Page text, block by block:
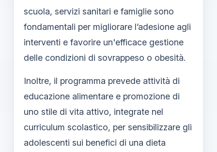
scuola, servizi sanitari e famiglie sono
fondamentali per migliorare l’adesione agli
interventi e favorire un'efficace gestione
delle condizioni di sovrappeso o obesità.
Inoltre, il programma prevede attività di
educazione alimentare e promozione di
uno stile di vita attivo, integrate nel
curriculum scolastico, per sensibilizzare gli
adolescenti sui benefici di una dieta